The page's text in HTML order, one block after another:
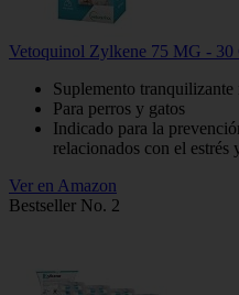
Vetoquinol Zylkene 75 MG - 30
Suplemento
Para perros y gatos
Indicado para la
relacionados con el
Ver en Amazon
Bestseller No. 2